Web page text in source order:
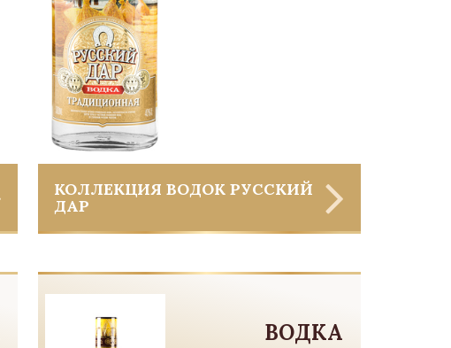
КОЛЛЕКЦИЯ ВОДОК РУССКИЙ
ДАР
ВОДКА